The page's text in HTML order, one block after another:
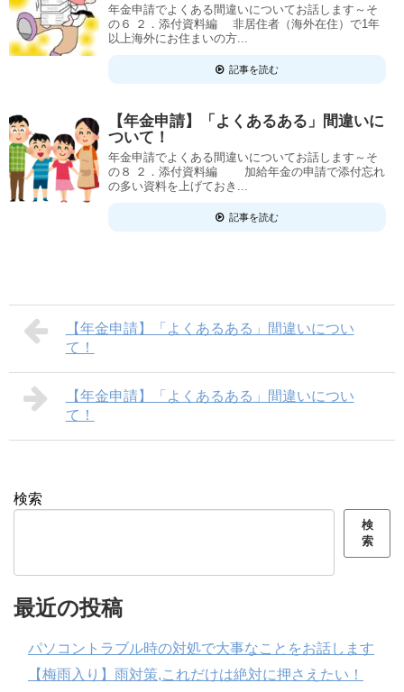
年金申請でよくある間違いについてお話します～そ
の６ ２．添付資料編 非居住者（海外在住）で1年
以上海外にお住まいの方...
記事を読む
【年金申請】「よくあるある」間違いに
ついて！
年金申請でよくある間違いについてお話します～そ
の８ ２．添付資料編 加給年金の申請で添付忘れ
の多い資料を上げておき...
記事を読む
【年金申請】「よくあるある」間違いについ
て！
【年金申請】「よくあるある」間違いについ
て！
検索
検
索
最近の投稿
パソコントラブル時の対処で大事なことをお話します
【梅雨入り】雨対策,これだけは絶対に押さえたい！